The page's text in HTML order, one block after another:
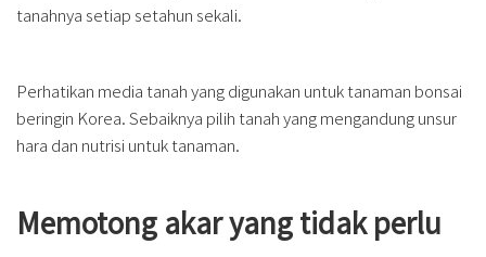
tanahnya setiap setahun sekali.
Perhatikan media tanah yang digunakan untuk tanaman bonsai
beringin Korea. Sebaiknya pilih tanah yang mengandung unsur
hara dan nutrisi untuk tanaman.
Memotong akar yang tidak perlu